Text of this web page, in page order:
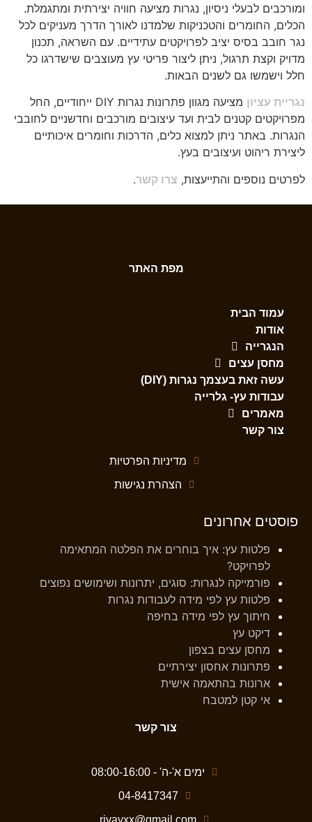
ומורכבים לבעלי ניסיון, נגרות מציעה חוויה יצירתית ומתגמלת.
הכלים, החומרים והטכניקות שלמדנו לאורך הדרך מעניקים לכל
נגר חובב בסיס יציב לפרויקטים עתידיים. עם השראה, תכנון
מדויק וקצת תרגול, ניתן ליצור פריטי עץ מעוצבים שישדרגו כל
חלל וישמשו גם לשנים הבאות.
נגריית עציון
מציעה מגוון פתרונות נגרות DIY ייחודיים, החל
מפרויקטים קטנים לבית ועד עיצובים מורכבים וחדשניים לחובבי
הנגרות. באתר ניתן למצוא כלים, הדרכות וחומרים איכותיים
ליצירת ריהוט ועיצובים בעץ.
לפרטים נוספים והתייעצות, צרו קשר.
מפת האתר
עמוד הבית
אודות
הנגרייה
מחסן עצים
עשה זאת בעצמך נגרות (DIY)
עבודות עץ- גלרייה
מאמרים
צור קשר
מדיניות הפרטיות
הצהרת נגישות
פוסטים אחרונים
פלטות עץ: איך בוחרים את הפלטה המתאימה
לפרויקט?
פורמייקה לנגרות: סוגים, יתרונות ושימושים נפוצים
פלטות עץ לפי מידה לעבודות נגרות
חיתוך עץ לפי מידה בחיפה
דיקט עץ
מחסן עצים בצפון
פתרונות אחסון יצירתיים
ארונות בהתאמה אישית
אי קטן למטבח
צור קשר
ימים א'-ה' - 08:00-16:00
04-8417347